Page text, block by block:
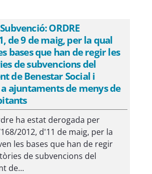
Subvenció: ORDRE
de 9 de maig, per la qual
bases que han de regir les
de subvencions del
de Benestar Social i
ajuntaments de menys de
ha estat derogada per
2012, d'11 de maig, per la
les bases que han de regir
de subvencions del
de...